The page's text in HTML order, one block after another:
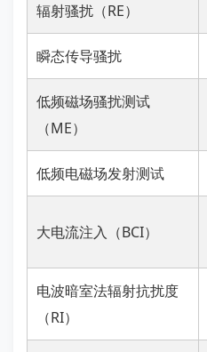
辐射骚扰（RE）
瞬态传导骚扰
低频磁场骚扰测试
（ME）
低频电磁场发射测试
大电流注入（BCI）
电波暗室法辐射抗扰度
（RI）